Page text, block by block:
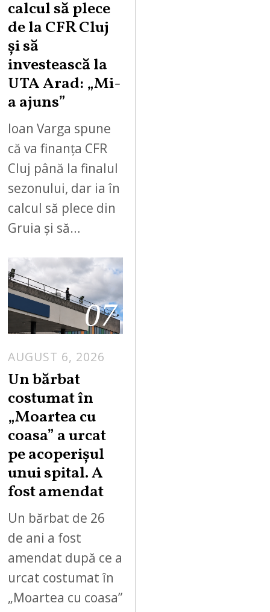
calcul să plece
de la CFR Cluj
și să
investească la
UTA Arad: „Mi-
a ajuns”
Ioan Varga spune
că va finanța CFR
Cluj până la finalul
sezonului, dar ia în
calcul să plece din
Gruia și să…
07
AUGUST 6, 2026
Un bărbat
costumat în
„Moartea cu
coasa” a urcat
pe acoperișul
unui spital. A
fost amendat
Un bărbat de 26
de ani a fost
amendat după ce a
urcat costumat în
„Moartea cu coasa”